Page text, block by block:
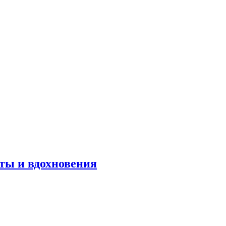
и вдохновения